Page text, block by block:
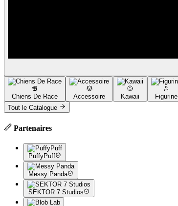
Chiens De Race Accessoire Kawaii
Figurine
Tout le Catalogue
Partenaires
PuffyPuff
Messy Panda
SEKTOR 7 Studios